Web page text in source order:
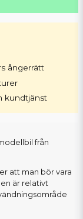
ångerrätt
kundtjänst
från
att man bör vara
är relativt